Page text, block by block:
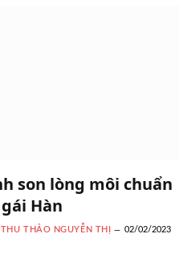
son lòng môi chuẩn
Hàn
THU THẢO NGUYỄN THỊ 02/02/2023